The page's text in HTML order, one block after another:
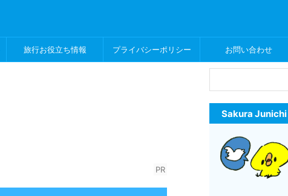
旅行お役立ち情報 プライバシーポリシー お問い合わせ
PR
Sakura Junichi